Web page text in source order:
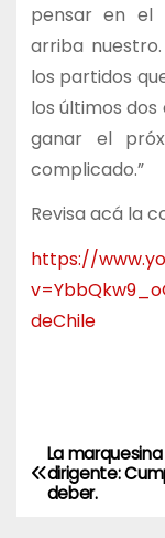
pensar en el
arriba
los partidos
los últimos
ganar el
complicado.”
Revisa acá la
https://
deChile
N
a
La
dirigente:
deber.